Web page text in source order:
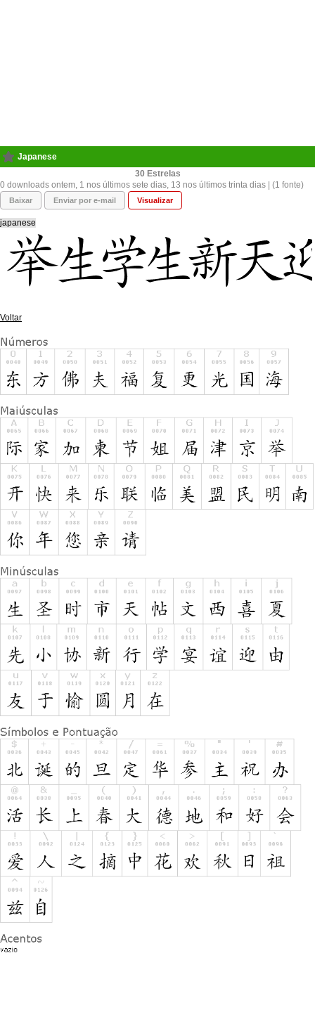
Japanese
30
0 downloads ontem, 1 nos últimos sete dias, 13 nos últimos trinta dias | (1 fonte)
Baixar Enviar por e-mail Visualizar
japanese
Voltar